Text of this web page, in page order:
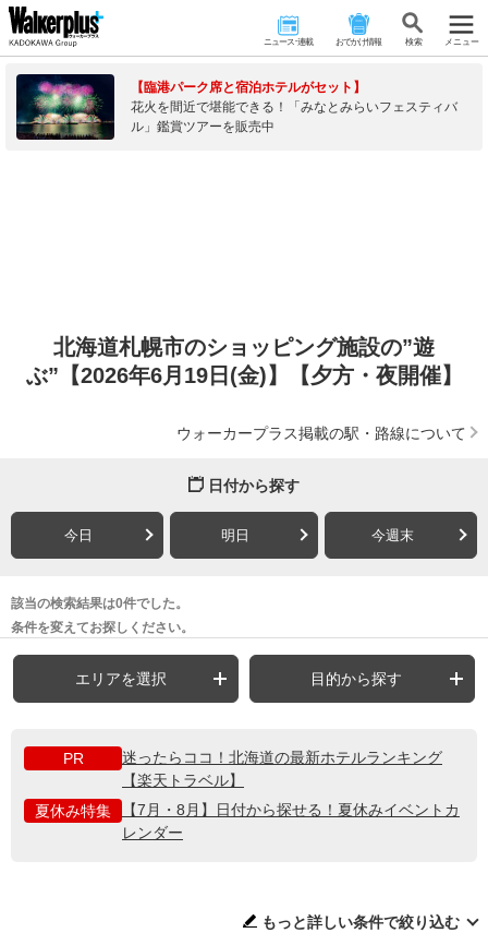
ニュース･連載 おでかけ情報 検 索 メニュー
【臨港パーク席と宿泊ホテルがセット】
花火を間近で堪能できる！「みなとみらいフェスティバ
ル」鑑賞ツアーを販売中
北海道札幌市のショッピング施設の”遊
ぶ”【2026年6月19日(金)】【夕方・夜開催】
ウォーカープラス掲載の駅・路線について
日付から探す
今日 明日 今週末
該当の検索結果は0件でした。
条件を変えてお探しください。
エリアを選択 目的から探す
PR
迷ったらココ！北海道の最新ホテルランキング
【楽天トラベル】
夏休み特集
【7月・8月】日付から探せる！夏休みイベントカ
レンダー
もっと詳しい条件で絞り込む